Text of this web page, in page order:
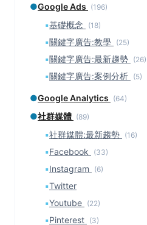
●Google Ads (196)
▪基礎概念 (18)
▪關鍵字廣告:教學 (25)
▪關鍵字廣告:最新趨勢 (26)
▪關鍵字廣告:案例分析 (5)
●Google Analytics (64)
●社群媒體 (89)
▪社群媒體:最新趨勢 (16)
▪Facebook (33)
▪Instagram (6)
▪Twitter
▪Youtube (22)
▪Pinterest (3)